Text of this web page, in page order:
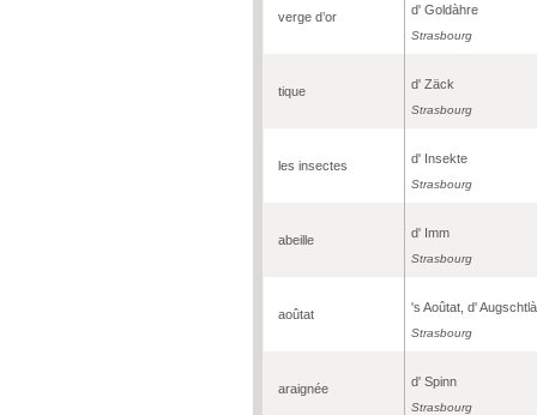
verge d’or d' Goldàhre
Strasbourg
tique d' Zäck
Strasbourg
les insectes d' Insekte
Strasbourg
abeille d' Imm
Strasbourg
aoûtat 's Aoûtat, d'
Strasbourg
araignée d' Spinn
Strasbourg